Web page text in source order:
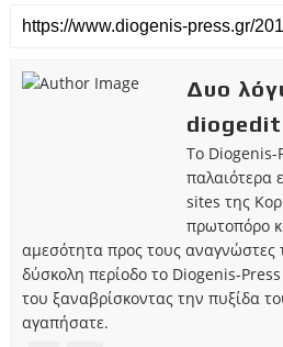
Δυο
Το Diogenis-
παλαιότερα
sites της
πρωτοπόρο
αμεσότητα προς τους
δύσκολη περίοδο το Diogenis-Press
του ξαναβρίσκοντας την πυξίδα
αγαπήσατε.